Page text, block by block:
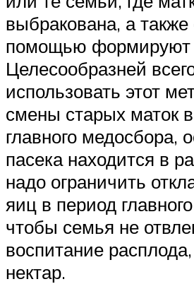
выбракована, а также
помощью формируют
Целесообразней
использовать этот
смены старых маток
главного медосбора,
пасека находится в
надо ограничить
яиц в период
чтобы семья не
воспитание
нектар.